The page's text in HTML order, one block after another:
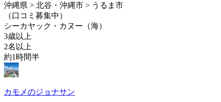
沖縄県 > 北谷・沖縄市 > うるま市
（口コミ募集中）
シーカヤック・カヌー（海）
3歳以上
2名以上
約1時間半
カモメのジョナサン